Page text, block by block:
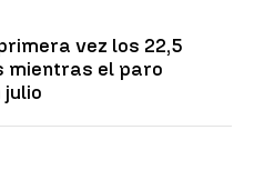
vez los 22,5
mientras el paro
julio